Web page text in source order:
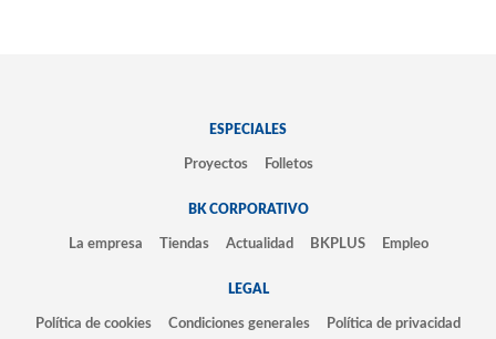
ESPECIALES
Proyectos Folletos
BK CORPORATIVO
La empresa Tiendas Actualidad BKPLUS Empleo
LEGAL
Política de cookies Condiciones generales Política de privacidad